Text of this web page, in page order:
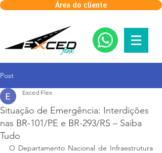
Área do cliente
Post
Situação de Emergência: Interdições
nas BR-101/PE e BR-293/RS – Saiba
Tudo
Exced Flex
O Departamento Nacional de Infraestrutura